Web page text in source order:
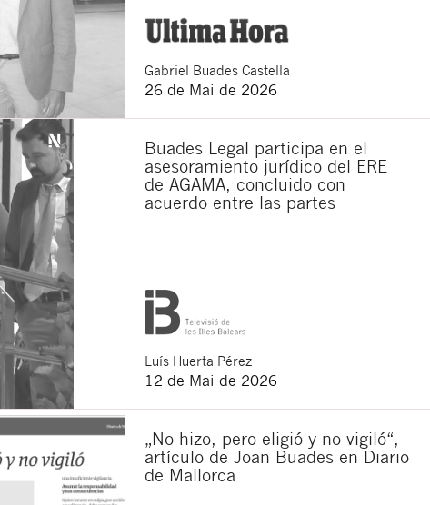
Gabriel Buades Castella
26 de Mai de 2026
Buades Legal participa en el
asesoramiento jurídico del ERE
de AGAMA, concluido con
acuerdo entre las partes
Luís Huerta Pérez
12 de Mai de 2026
„No hizo, pero eligió y no vigiló“,
artículo de Joan Buades en Diario
de Mallorca